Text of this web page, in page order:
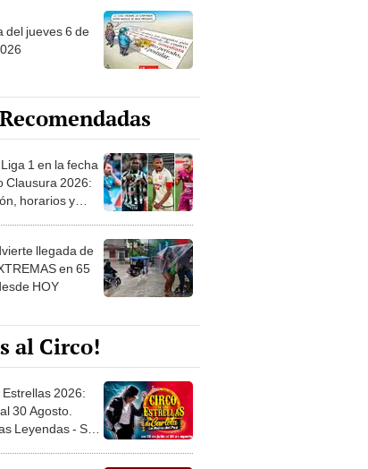
del jueves 6 de
1 en la fecha
Clausura 2026:
horarios y
llegada de
en 65
HOY
al Circo!
2026:
30 Agosto.
Leyendas - San